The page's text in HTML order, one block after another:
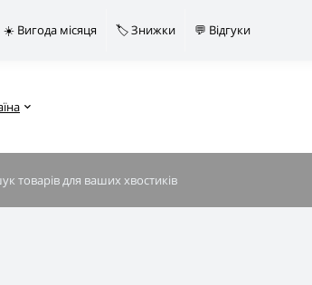
☀️ Вигода місяця 🏷️ Знижки 💬 Відгуки